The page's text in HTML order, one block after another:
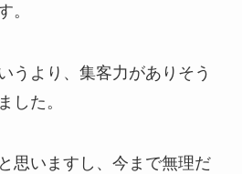
。
うより、集客力がありそう
した。
思いますし、今まで無理だ